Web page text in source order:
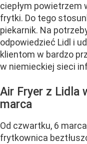
ciepłym powietrzem
frytki. Do tego
piekarnik. Na
odpowiedzieć Lidl i
klientom w bardzo
w niemieckiej sieci
Air Fryer z Lidla
marca
Od czwartku, 6
frytkownica